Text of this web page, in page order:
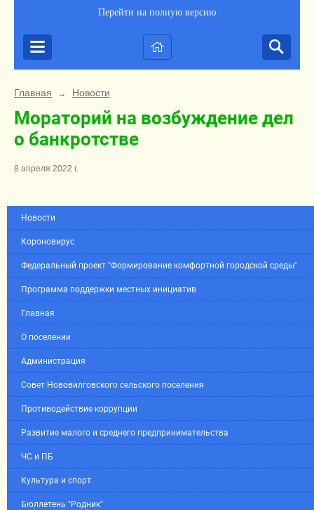
Перейти на полную версию
Главная → Новости
Мораторий на возбуждение дел
о банкротстве
8 апреля 2022 г.
Новости
Короновирус
Федеральный проект "Формирование комфортной городской среды"
Программа поддержки местных инициатив
Главная
О поселении
Администрация
Совет Нововилговского сельского поселения
Противодействие коррупции
Развитие малого и среднего предпринимательства
ЧС и ПБ
Культура и спорт
Бюллетень "Родник"